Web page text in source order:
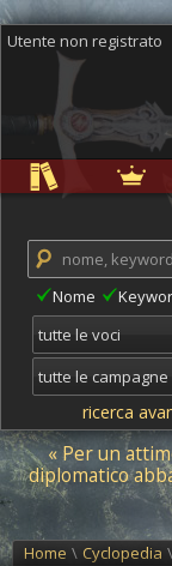
Utente non registrato
Nome
ricerca
« Per un
diplomatico
Home \ Cyclopedia \